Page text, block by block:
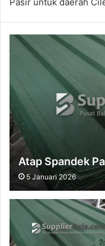
Atap Spandek
5 Januari 2026